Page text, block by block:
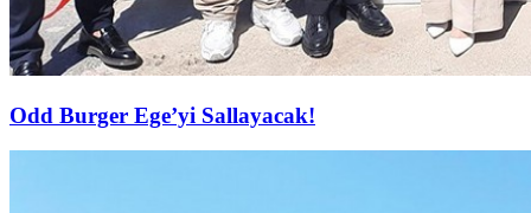
Odd Burger Ege’yi Sallayacak!